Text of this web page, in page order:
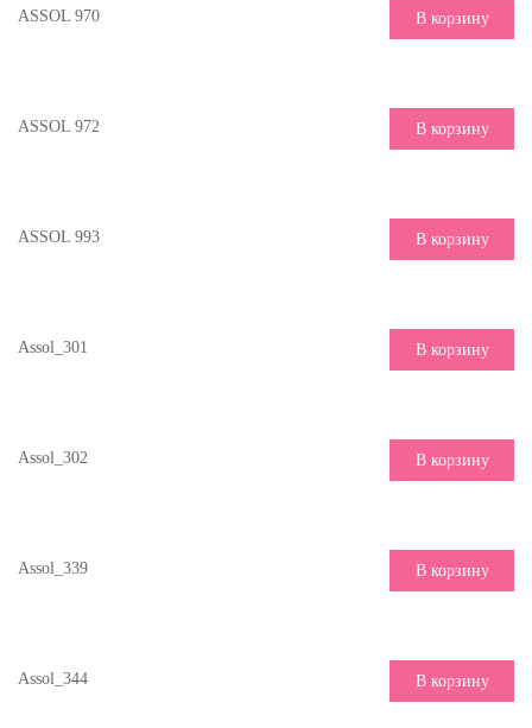
ASSOL 970 В корзину
ASSOL 972 В корзину
ASSOL 993 В корзину
Assol_301 В корзину
Assol_302 В корзину
Assol_339 В корзину
Assol_344 В корзину